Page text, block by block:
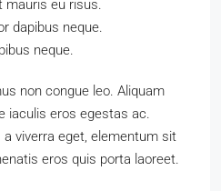
mauris eu risus.
dapibus neque.
neque.
non congue leo. Aliquam
iaculis eros egestas ac.
viverra eget, elementum sit
eros quis porta laoreet.